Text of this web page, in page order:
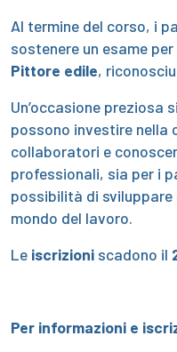
Al termine del corso, i
sostenere un esame
Pittore edile,
Un’occasione preziosa
possono investire nella
collaboratori e
professionali, sia per i
possibilità di sviluppare
mondo del lavoro.
Le iscrizioni scadono il
Per informazioni e